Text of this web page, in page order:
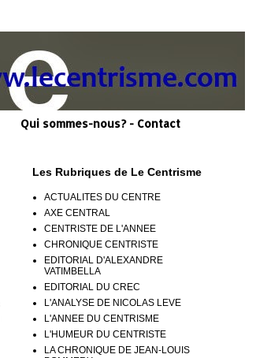
Qui sommes-nous? - Contact
Les Rubriques de Le Centrisme
ACTUALITES DU CENTRE
AXE CENTRAL
CENTRISTE DE L'ANNEE
CHRONIQUE CENTRISTE
EDITORIAL D'ALEXANDRE
VATIMBELLA
EDITORIAL DU CREC
L'ANALYSE DE NICOLAS LEVE
L'ANNEE DU CENTRISME
L'HUMEUR DU CENTRISTE
LA CHRONIQUE DE JEAN-LOUIS